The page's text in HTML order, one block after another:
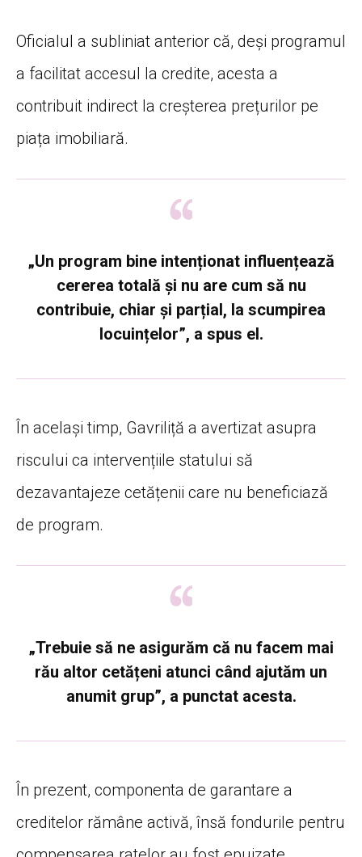
Oficialul a subliniat anterior că, deși programul
a facilitat accesul la credite, acesta a
contribuit indirect la creșterea prețurilor pe
piața imobiliară.
„Un program bine intenționat influențează
cererea totală și nu are cum să nu
contribuie, chiar și parțial, la scumpirea
locuințelor”, a spus el.
În același timp, Gavriliță a avertizat asupra
riscului ca intervențiile statului să
dezavantajeze cetățenii care nu beneficiază
de program.
„Trebuie să ne asigurăm că nu facem mai
rău altor cetățeni atunci când ajutăm un
anumit grup”, a punctat acesta.
În prezent, componenta de garantare a
creditelor rămâne activă, însă fondurile pentru